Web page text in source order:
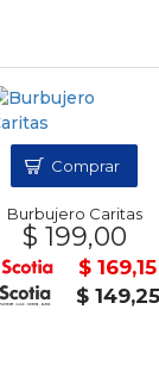
Burbujero Caritas
$ 199,00
$ 169,15
$
Comprar